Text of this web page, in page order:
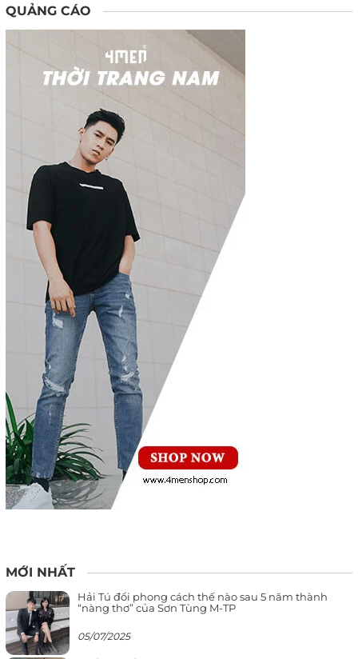
QUẢNG CÁO
MỚI NHẤT
Hải Tú đổi phong cách thế nào sau 5 năm thành
“nàng thơ” của Sơn Tùng M-TP
05/07/2025